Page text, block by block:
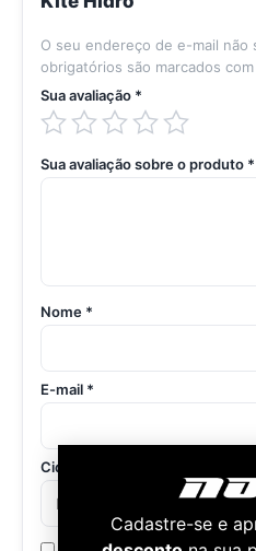
O seu endereço de e-mail não
obrigatórios são marcados com
Sua avaliação *
Sua avaliação sobre o produto *
Nome *
E-mail *
Cidade / Estado
Cadastre-se e